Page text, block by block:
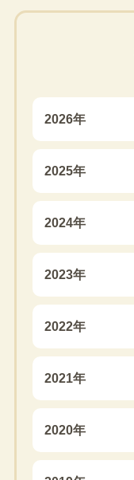
2026年
2025年
2024年
2023年
2022年
2021年
2020年